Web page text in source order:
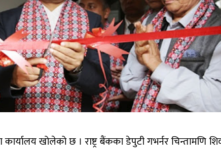
खोलेको छ । राष्ट्र बैंकका डेपुटी गभर्नर चिन्तामणि